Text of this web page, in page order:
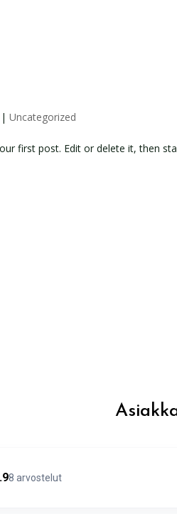
|Uncategorized
first post. Edit or delete it, then
8 arvostelut